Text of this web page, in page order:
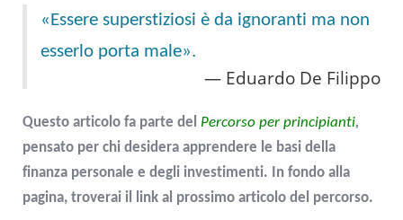
«Essere superstiziosi è da ignoranti ma non
esserlo porta male».
Eduardo De Filippo
Questo articolo fa parte del Percorso per principianti,
pensato per chi desidera apprendere le basi della
finanza personale e degli investimenti. In fondo alla
pagina, troverai il link al prossimo articolo del percorso.